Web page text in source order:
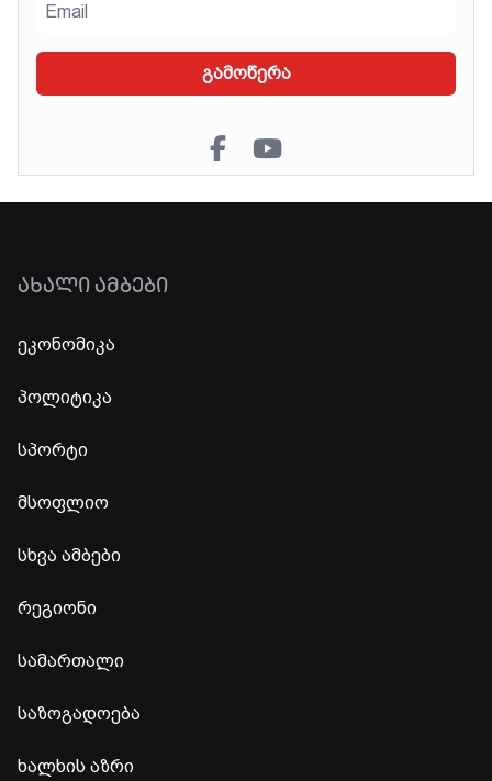
გამოწერა
ᲐᲮᲐᲚᲘ ᲐᲛᲑᲔᲑᲘ
ეკონომიკა
პოლიტიკა
სპორტი
მსოფლიო
სხვა ამბები
რეგიონი
სამართალი
საზოგადოება
ხალხის აზრი